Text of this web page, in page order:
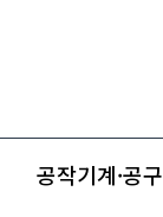
공작기계·공구